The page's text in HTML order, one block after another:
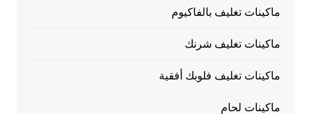
ماكينات تغليف بالفاكيوم
ماكينات تغليف شرنك
ماكينات تغليف فلوبك أفقية
ماكينات لحام